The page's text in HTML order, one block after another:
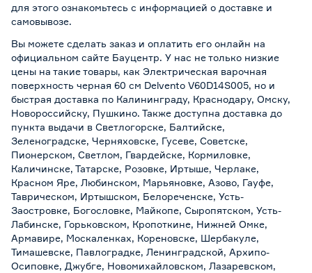
для этого ознакомьтесь с информацией о доставке и
самовывозе.
Вы можете сделать заказ и оплатить его онлайн на
официальном сайте Бауцентр. У нас не только низкие
цены на такие товары, как Электрическая варочная
поверхность черная 60 см Delvento V60D14S005, но и
быстрая доставка по Калининграду, Краснодару, Омску,
Новороссийску, Пушкино. Также доступна доставка до
пункта выдачи в Светлогорске, Балтийске,
Зеленоградске, Черняховске, Гусеве, Советске,
Пионерском, Светлом, Гвардейске, Кормиловке,
Каличинске, Татарске, Розовке, Иртыше, Черлаке,
Красном Яре, Любинском, Марьяновке, Азово, Гауфе,
Таврическом, Иртышском, Белореченске, Усть-
Заостровке, Богословке, Майкопе, Сыропятском, Усть-
Лабинске, Горьковском, Кропоткине, Нижней Омке,
Армавире, Москаленках, Кореновске, Шербакуле,
Тимашевске, Павлоградке, Ленинградской, Архипо-
Осиповке, Джубге, Новомихайловском, Лазаревском,